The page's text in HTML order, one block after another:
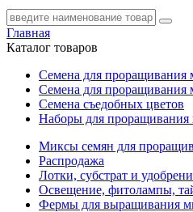
Главная
Каталог товаров
Семена для проращивания
Семена для проращивания
Семена съедобных цветов
Наборы для проращивания
Миксы семян для
Распродажа
Лотки, субстрат и
Освещение, фитолампы,
Фермы для выращивания